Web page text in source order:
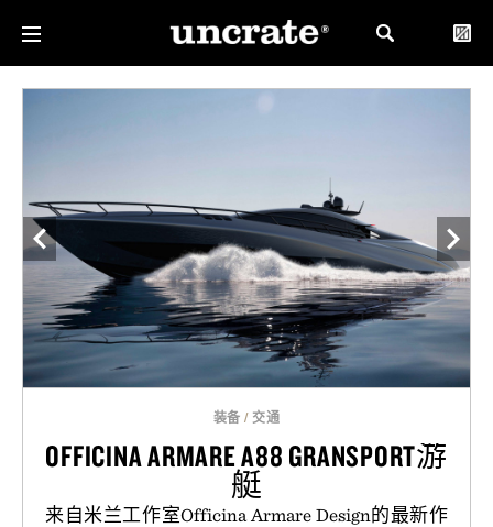
装备 / 交通
OFFICINA ARMARE A88 GRANSPORT游
艇
来自米兰工作室Officina Armare Design的最新作